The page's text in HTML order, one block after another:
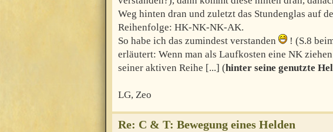
Weg hinten dran und zuletzt das Stundenglas auf
Reihenfolge: HK-NK-NK-AK.
So habe ich das zumindest verstanden
! (S.8
erläutert: Wenn man als Laufkosten eine NK
seiner aktiven Reihe [...] (hinter seine genutzte
LG, Zeo
Re: C & T: Bewegung eines Helden